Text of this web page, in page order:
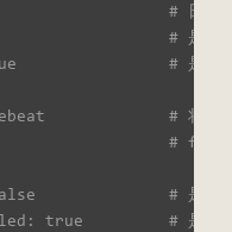
# 日志级别
# 是否输出
# 是否将日
# 将日志文
# filebeat
# 是否将日
true         # 是否在日